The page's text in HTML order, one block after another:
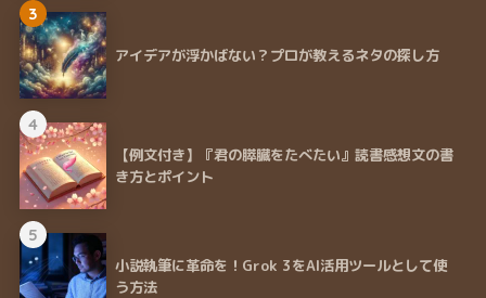
3
アイデアが浮かばない？プロが教えるネタの探し方
4
【例文付き】『君の膵臓をたべたい』読書感想文の書
き方とポイント
5
小説執筆に革命を！Grok 3をAI活用ツールとして使
う方法